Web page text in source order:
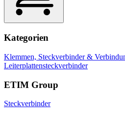
Kategorien
Klemmen, Steckverbinder &
Leiterplattensteckverbinder
ETIM Group
Steckverbinder